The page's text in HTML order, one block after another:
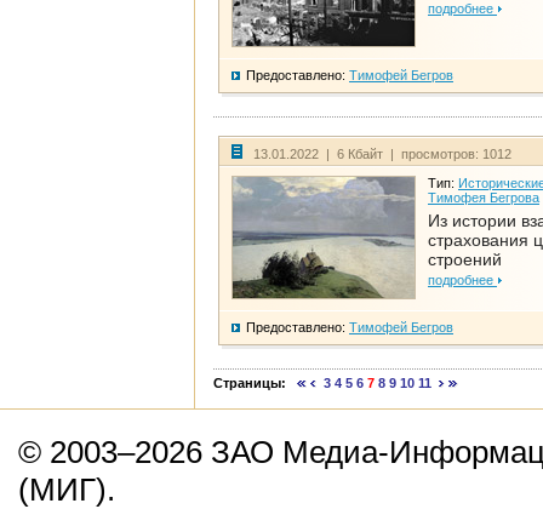
подробнее
Предоставлено: Тимофей Бегров
13.01.2022 | 6 Кбайт | просмотров: 1012
Тип:
Тимофея Бегрова
Из истории
страхования
строений
подробнее
Предоставлено: Тимофей Бегров
Страницы: 3 4 5 6 7 8 9 10 11
© 2003–2026 ЗАО Медиа-
(МИГ).